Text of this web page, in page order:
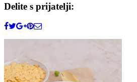
Delite s prijatelji: